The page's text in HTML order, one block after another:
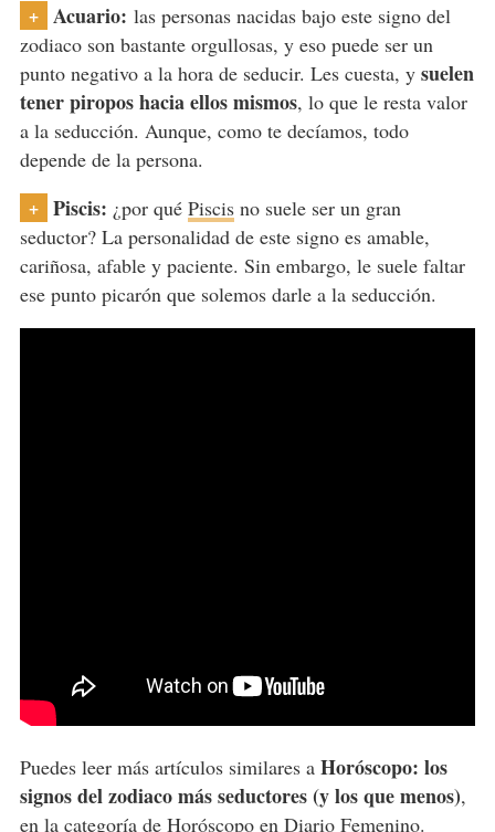
+ Acuario: las personas nacidas bajo este signo del
zodiaco son bastante orgullosas, y eso puede ser un
punto negativo a la hora de seducir. Les cuesta, y suelen
tener piropos hacia ellos mismos, lo que le resta valor
a la seducción. Aunque, como te decíamos, todo
depende de la persona.
+ Piscis: ¿por qué Piscisno suele ser un gran
seductor? La personalidad de este signo es amable,
cariñosa, afable y paciente. Sin embargo, le suele faltar
ese punto picarón que solemos darle a la seducción.
Puedes leer más artículos similares a Horóscopo: los
signos del zodiaco más seductores (y los que menos),
en la categoría de Horóscopoen Diario Femenino.